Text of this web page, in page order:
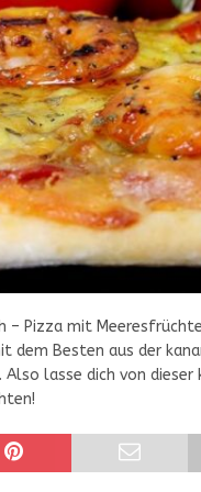
– Pizza mit
dem Besten aus der
lasse dich von dieser
– Eine
FLEISCH